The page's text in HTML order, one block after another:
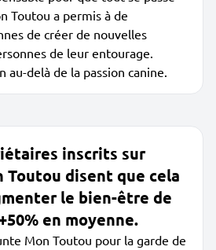
Toutou a permis à de
de créer de nouvelles
de leur entourage.
au-delà de la passion canine.
inscrits sur
Toutou disent que cela
le bien-être de
en moyenne.
Mon Toutou pour la garde de